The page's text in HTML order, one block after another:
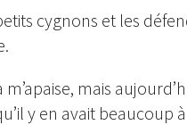
cygnons et les
mais
y en avait beaucoup